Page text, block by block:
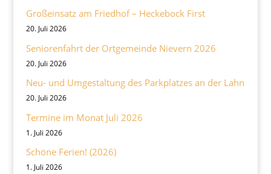
Großeinsatz am Friedhof – Heckebock First
20. Juli 2026
Seniorenfahrt der Ortgemeinde Nievern 2026
20. Juli 2026
Neu- und Umgestaltung des Parkplatzes an der Lahn
20. Juli 2026
Termine im Monat Juli 2026
1. Juli 2026
Schöne Ferien! (2026)
1. Juli 2026